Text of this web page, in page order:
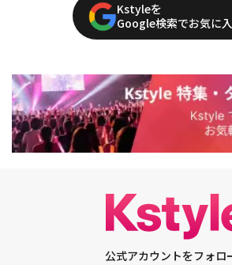
Kstyleを
Google検索でお気に
公式アカウントをフォロ